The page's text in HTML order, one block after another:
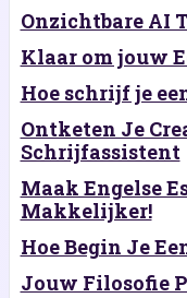
Onzichtbare AI
Klaar om jouw
Hoe schrijf je
Ontketen Je
Schrijfassistent
Maak Engelse
Makkelijker!
Hoe Begin Je
Jouw Filosofie